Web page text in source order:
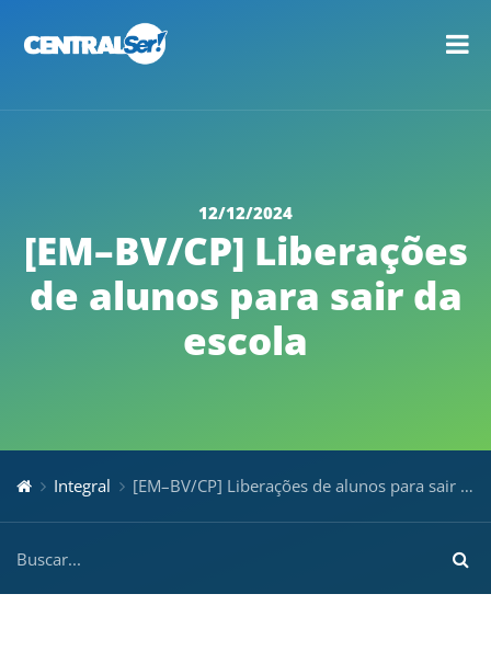
12/12/2024
[EM–BV/CP] Liberações
de alunos para sair da
escola
Integral [EM–BV/CP] Liberações de alunos para sair da escola